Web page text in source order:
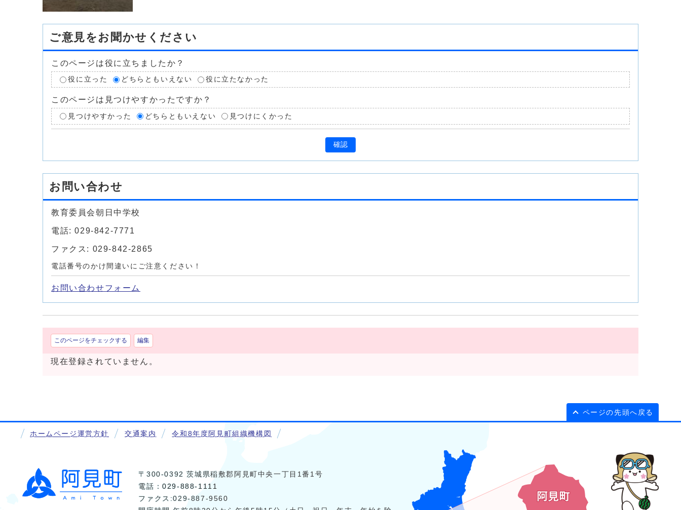
ご意見をお聞かせください
このページは役に立ちましたか？
役に立った どちらともいえない 役に立たなかった
このページは見つけやすかったですか？
見つけやすかった どちらともいえない 見つけにくかった
確認
お問い合わせ
教育委員会朝日中学校
電話: 029-842-7771
ファクス: 029-842-2865
電話番号のかけ間違いにご注意ください！
お問い合わせフォーム
このページをチェックする 編集
現在登録されていません。
ページの先頭へ戻る
ホームページ運営方針 交通案内 令和8年度阿見町組織機構図
〒300-0392 茨城県稲敷郡阿見町中央一丁目1番1号
電話：029-888-1111
ファクス:029-887-9560